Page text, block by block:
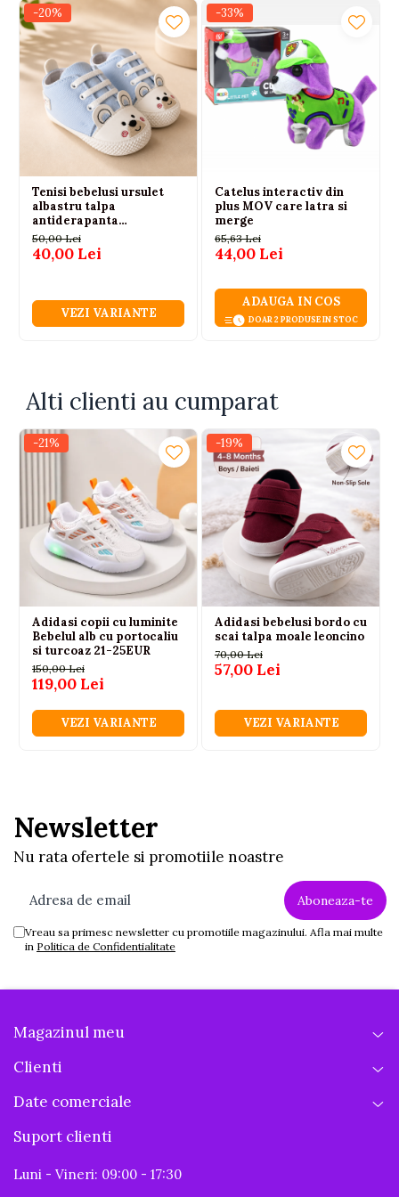
-20%
Tenisi bebelusi ursulet
albastru talpa
antiderapanta
LEONCINO
50,00 Lei
40,00 Lei
VEZI VARIANTE
-33%
Catelus interactiv din
plus MOV care latra si
merge
65,63 Lei
44,00 Lei
ADAUGA IN COS
DOAR 2 PRODUSE IN STOC
Alti clienti au cumparat
-21%
Adidasi copii cu luminite
Bebelul alb cu portocaliu
si turcoaz 21-25EUR
150,00 Lei
119,00 Lei
VEZI VARIANTE
-19%
Adidasi bebelusi bordo cu
scai talpa moale leoncino
70,00 Lei
57,00 Lei
VEZI VARIANTE
Newsletter
Nu rata ofertele si promotiile noastre
Vreau sa primesc newsletter cu promotiile magazinului. Afla mai multe
in Politica de Confidentialitate
Magazinul meu
Clienti
Date comerciale
Suport clienti
Luni - Vineri: 09:00 - 17:30